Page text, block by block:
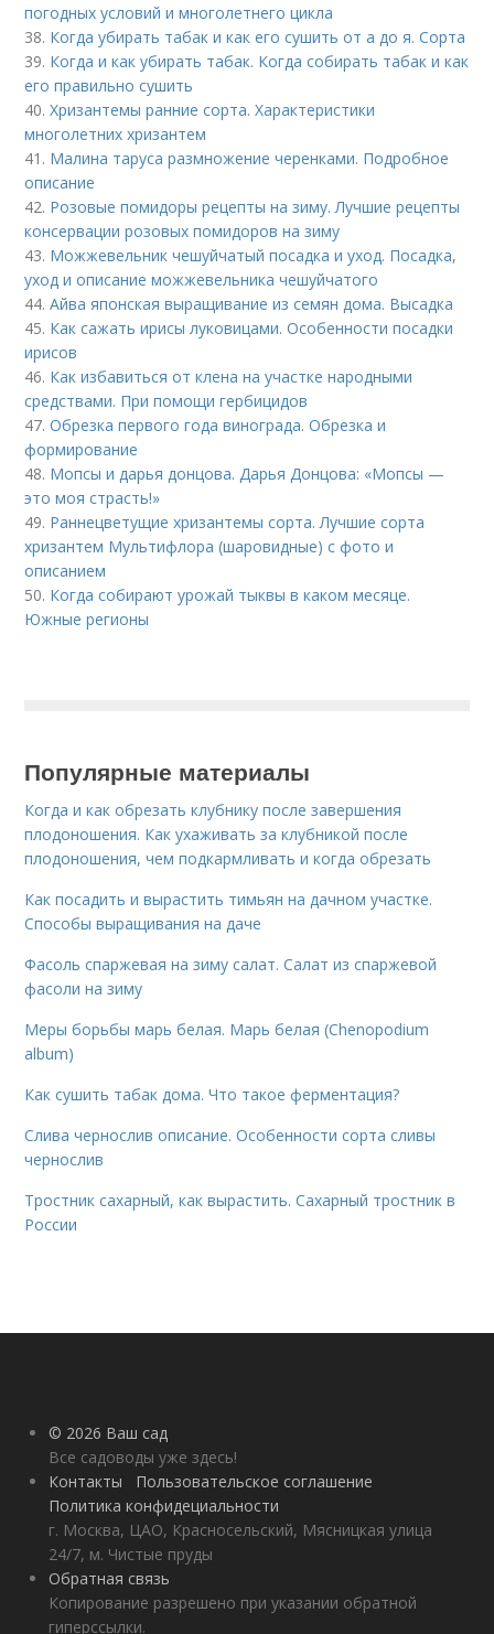
погодных условий и многолетнего цикла
38. Когда убирать табак и как его сушить от а до я. Сорта
39. Когда и как убирать табак. Когда собирать табак и как
его правильно сушить
40.Хризантемы ранние сорта. Характеристики
многолетних хризантем
41. Малина таруса размножение черенками. Подробное
описание
42. Розовые помидоры рецепты на зиму. Лучшие рецепты
консервации розовых помидоров на зиму
43. Можжевельник чешуйчатый посадка и уход. Посадка,
уход и описание можжевельника чешуйчатого
44.Айва японская выращивание из семян дома. Высадка
45. Как сажать ирисы луковицами. Особенности посадки
ирисов
46. Как избавиться от клена на участке народными
средствами. При помощи гербицидов
47.Обрезка первого года винограда. Обрезка и
формирование
48. Мопсы и дарья донцова. Дарья Донцова: «Мопсы —
это моя страсть!»
49. Раннецветущие хризантемы сорта. Лучшие сорта
хризантем Мультифлора (шаровидные) с фото и
описанием
50. Когда собирают урожай тыквы в каком месяце.
Южные регионы
Популярные материалы
Когда и как обрезать клубнику после завершения
плодоношения. Как ухаживать за клубникой после
плодоношения, чем подкармливать и когда обрезать
Как посадить и вырастить тимьян на дачном участке.
Способы выращивания на даче
Фасоль спаржевая на зиму салат. Салат из спаржевой
фасоли на зиму
Меры борьбы марь белая. Марь белая (Chenopodium
album)
Как сушить табак дома. Что такое ферментация?
Слива чернослив описание. Особенности сорта сливы
чернослив
Тростник сахарный, как вырастить. Сахарный тростник в
России
© 2026 Ваш сад
Все садоводы уже здесь!
Контакты
Пользовательское соглашение
Политика конфидециальности
г. Москва, ЦАО, Красносельский, Мясницкая улица
24/7, м. Чистые пруды
Обратная связь
Копирование разрешено при указании обратной
гиперссылки.